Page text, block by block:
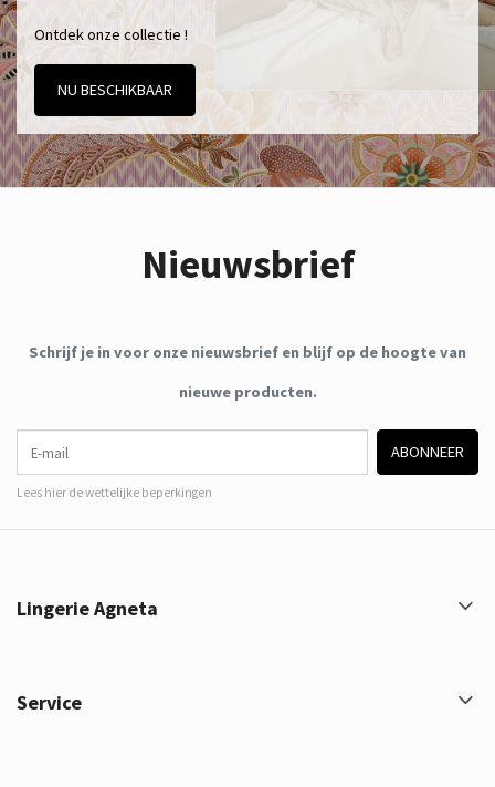
Ontdek onze collectie !
NU BESCHIKBAAR
Nieuwsbrief
Schrijf je in voor onze nieuwsbrief en blijf op de hoogte van
nieuwe producten.
ABONNEER
Lees hier de wettelijke beperkingen
Lingerie Agneta
Service